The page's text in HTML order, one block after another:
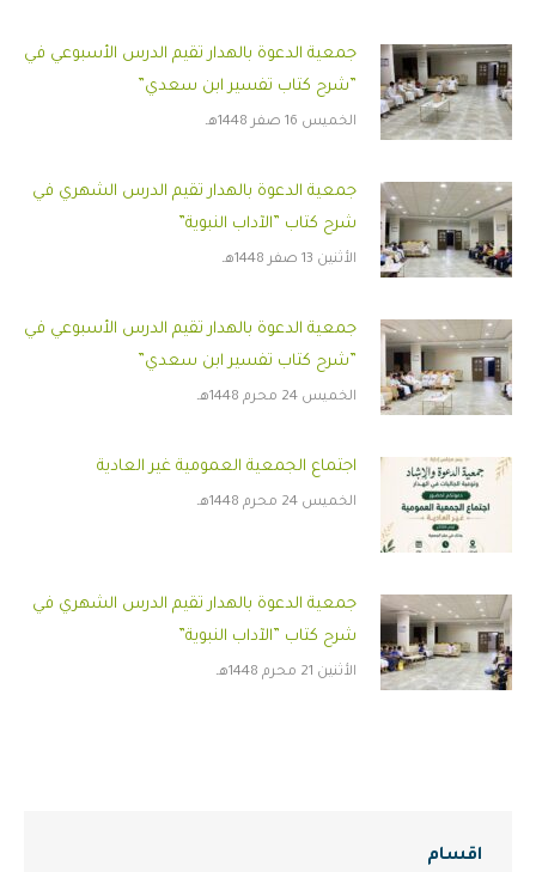
جمعية الدعوة بالهدار تقيم الدرس الأسبوعي في
”شرح كتاب تفسير ابن سعدي”
الخميس 16 صفر 1448هـ
جمعية الدعوة بالهدار تقيم الدرس الشهري في
شرح كتاب ”الآداب النبوية”
الأثنين 13 صفر 1448هـ
جمعية الدعوة بالهدار تقيم الدرس الأسبوعي في
”شرح كتاب تفسير ابن سعدي”
الخميس 24 محرم 1448هـ
اجتماع الجمعية العمومية غير العادية
الخميس 24 محرم 1448هـ
جمعية الدعوة بالهدار تقيم الدرس الشهري في
شرح كتاب ”الآداب النبوية”
الأثنين 21 محرم 1448هـ
اقسام